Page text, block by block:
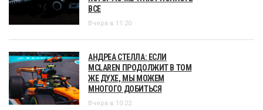
ВСЕ
Вчера в 11:20
АНДРЕА СТЕЛЛА: ЕСЛИ
MCLAREN ПРОДОЛЖИТ В ТОМ
ЖЕ ДУХЕ, МЫ МОЖЕМ
МНОГОГО ДОБИТЬСЯ
Вчера в 10:22